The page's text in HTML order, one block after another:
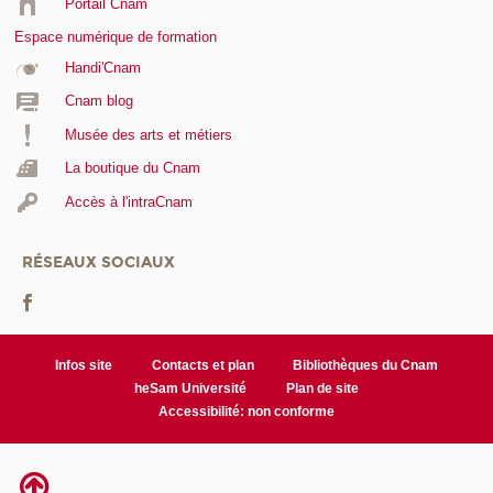
Portail Cnam
Espace numérique de formation
Handi'Cnam
Cnam blog
Musée des arts et métiers
La boutique du Cnam
Accès à l'intraCnam
RÉSEAUX SOCIAUX
Infos site Contacts et plan
Bibliothèques du Cnam
heSam Université
Plan de site
Accessibilité: non conforme